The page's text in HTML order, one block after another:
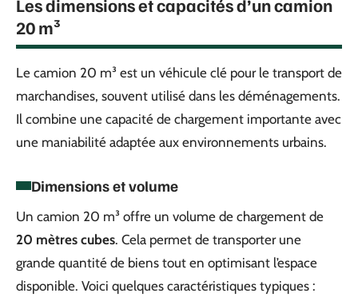
20 m³
Le camion 20 m³ est un véhicule clé pour le transport de
marchandises, souvent utilisé dans les déménagements.
Il combine une capacité de chargement importante avec
une maniabilité adaptée aux environnements urbains.
Dimensions et volume
Un camion 20 m³ offre un volume de chargement de
20 mètres cubes. Cela permet de transporter une
grande quantité de biens tout en optimisant l’espace
disponible. Voici quelques caractéristiques typiques :